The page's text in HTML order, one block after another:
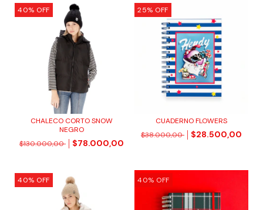
40% OFF
CHALECO CORTO SNOW
NEGRO
$130.000,00
$78.000,00
25% OFF
CUADERNO FLOWERS
$38.000,00
$28.500,00
40% OFF 40% OFF